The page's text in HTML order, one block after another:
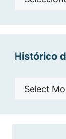
Histórico
Histórico